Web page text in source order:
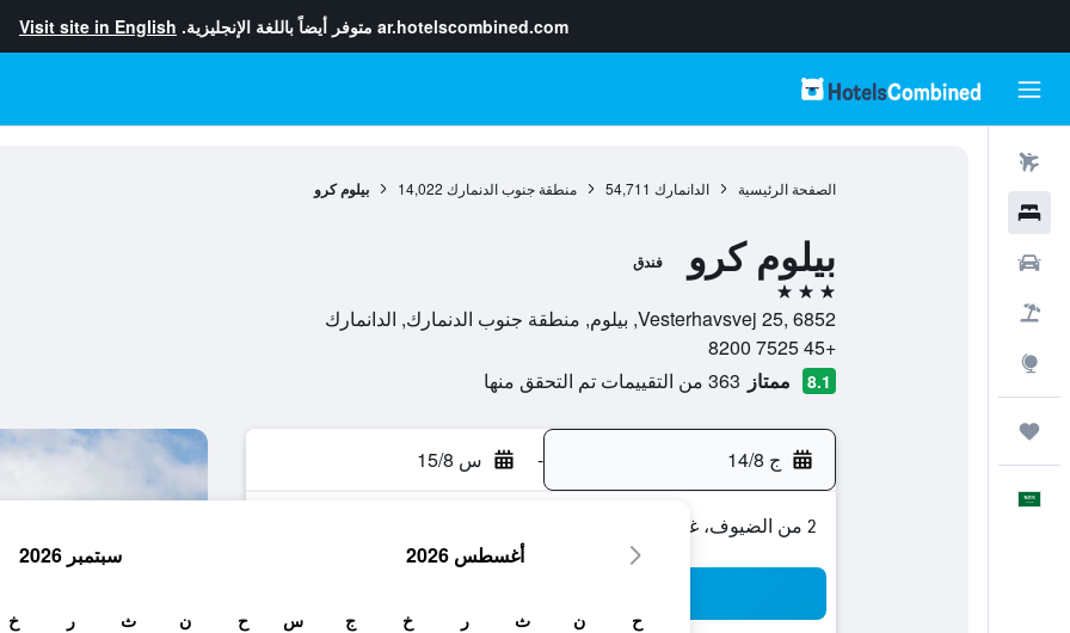
ar.hotelscombined.com متوفر أيضاً باللغة الإنجليزية. Visit site in English
الصفحة الرئيسية الدانمارك 54,711 منطقة جنوب الدنمارك 14,022 بيلوم كرو
بيلوم كرو فندق
3 نجوم
Vesterhavsvej 25, 6852, بيلوم, منطقة جنوب الدنمارك, الدانمارك
+45 7525 8200
8.1 ممتاز 363 من التقييمات تم التحقق منها
ج 14/8 - س 15/8
2 من الضيوف، غرفة واحدة
أغسطس 2026
ح ن ث ر خ ج س
سبتمبر 2026
ح ن ث ر خ